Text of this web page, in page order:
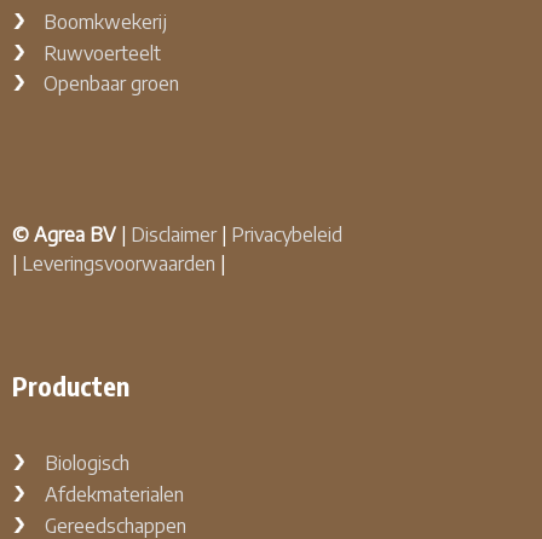
Boomkwekerij
Ruwvoerteelt
Openbaar groen
© Agrea BV | Disclaimer| Privacybeleid
| Leveringsvoorwaarden |
Producten
Biologisch
Afdekmaterialen
Gereedschappen